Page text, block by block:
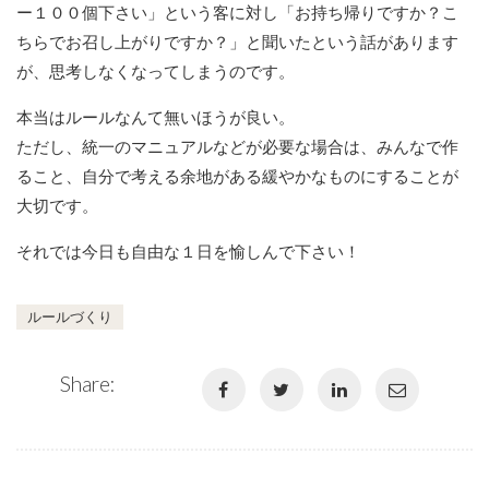
ー１００個下さい」という客に対し「お持ち帰りですか？こ
ちらでお召し上がりですか？」と聞いたという話があります
が、思考しなくなってしまうのです。
本当はルールなんて無いほうが良い。
ただし、統一のマニュアルなどが必要な場合は、みんなで作
ること、自分で考える余地がある緩やかなものにすることが
大切です。
それでは今日も自由な１日を愉しんで下さい！
ルールづくり
Share: